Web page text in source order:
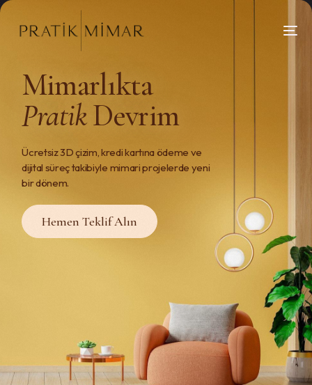
Mimarlıkta
PratikDevrim
Ücretsiz 3D çizim, kredi kartına ödeme ve
dijital süreç takibiyle mimari projelerde yeni
bir dönem.
Hemen Teklif Alın